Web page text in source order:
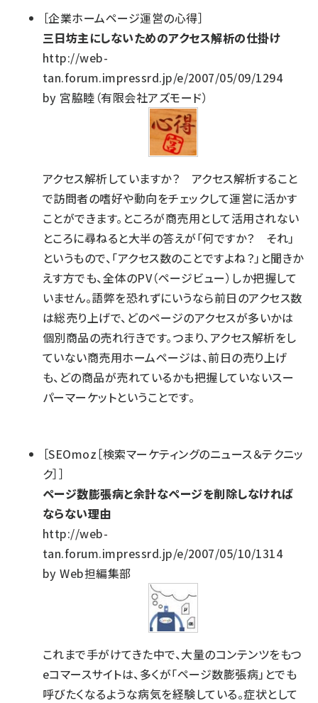
［企業ホームページ運営の心得］
三日坊主にしないためのアクセス解析の仕掛け
http://web-
tan.forum.impressrd.jp/e/2007/05/09/1294
by 宮脇睦（有限会社アズモード）
アクセス解析していますか？ アクセス解析すること
で訪問者の嗜好や動向をチェックして運営に活かす
ことができます。ところが商売用として活用されない
ところに尋ねると大半の答えが「何ですか？ それ」
というもので、「アクセス数のことですよね？」と聞きか
えす方でも、全体のPV（ページビュー）しか把握して
いません。語弊を恐れずにいうなら前日のアクセス数
は総売り上げで、どのページのアクセスが多いかは
個別商品の売れ行きです。つまり、アクセス解析をし
ていない商売用ホームページは、前日の売り上げ
も、どの商品が売れているかも把握していないスー
パーマーケットということです。
［SEOmoz［検索マーケティングのニュース＆テクニッ
ク］］
ページ数膨張病と余計なページを削除しなければ
ならない理由
http://web-
tan.forum.impressrd.jp/e/2007/05/10/1314
by Web担編集部
これまで手がけてきた中で、大量のコンテンツをもつ
eコマースサイトは、多くが「ページ数膨張病」とでも
呼びたくなるような病気を経験している。症状として